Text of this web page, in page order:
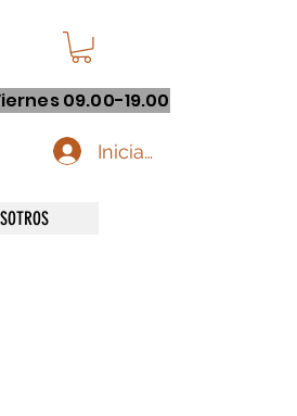
09.00-19.00
Iniciar sesión